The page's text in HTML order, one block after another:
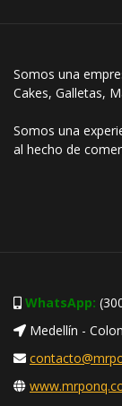
Somos una
Cakes, Galletas,
Somos una
al hecho de
WhatsApp:
Medellín -